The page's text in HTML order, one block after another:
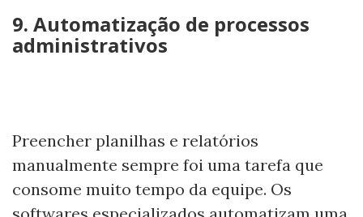
9. Automatização de processos
administrativos
Preencher planilhas e relatórios
manualmente sempre foi uma tarefa que
consome muito tempo da equipe. Os